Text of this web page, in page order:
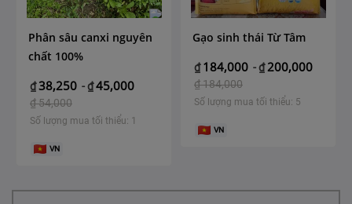
Phân sâu canxi nguyên
chất 100%
₫38,250 -₫45,000
₫54,000
Số lượng mua tối thiểu: 1
VN
Gạo sinh thái Từ Tâm
₫ 184,000 -₫ 200,000
₫184,000
Số lượng mua tối thiểu: 5
VN